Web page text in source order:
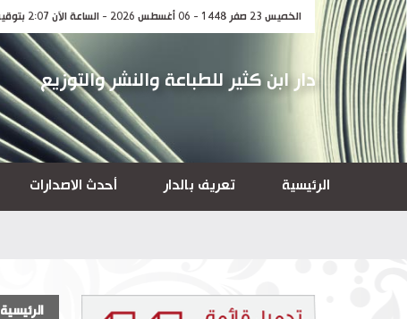
الخميس 23 صفر 1448 - 06 أغسطس 2026 - الساعة الآن 2:07 بتوقيت مكة المكرمة
دار ابن كثير للطباعة والنشر والتوزيع
الرئيسية تعريف بالدار أحدث الاصدارات
الرئيسية